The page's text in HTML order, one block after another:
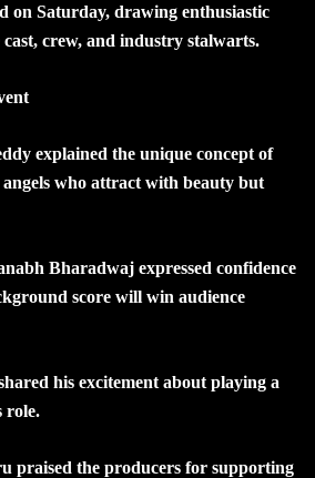
on Saturday, drawing enthusiastic
crew, and industry stalwarts.
explained the unique concept of
who attract with beauty but
Bharadwaj expressed confidence
score will win audience
his excitement about playing a
role.
praised the producers for supporting